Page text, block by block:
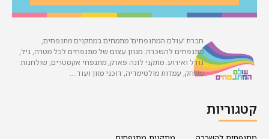
חברת ‘עולם המתנפחים’ מתמחים במתקנים מתנפחים,
מתנפחים להשכרה: מגוון עצום של מתנפחים לכל מטרה, גיל,
גודל ואירוע. מתקני לונה פארק, מתנפחי אקסטרים, שולחנות
משחק, עמדות מולטימדיה, דוכני מזון ועוד….
קטגוריות